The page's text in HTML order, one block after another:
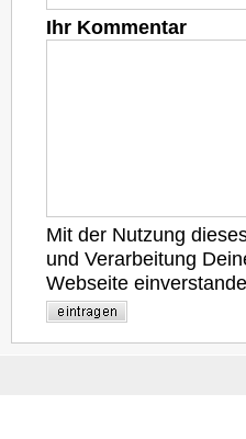
Ihr Kommentar
Mit der Nutzung
und Verarbeitung
Webseite